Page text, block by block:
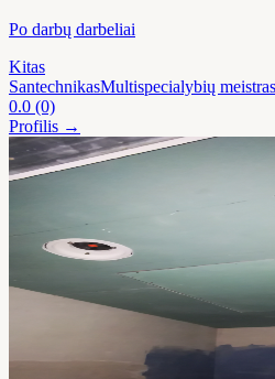
Po darbų darbeliai
Kitas
SantechnikasMultispecialybių meistras
0.0 (0)
Profilis →